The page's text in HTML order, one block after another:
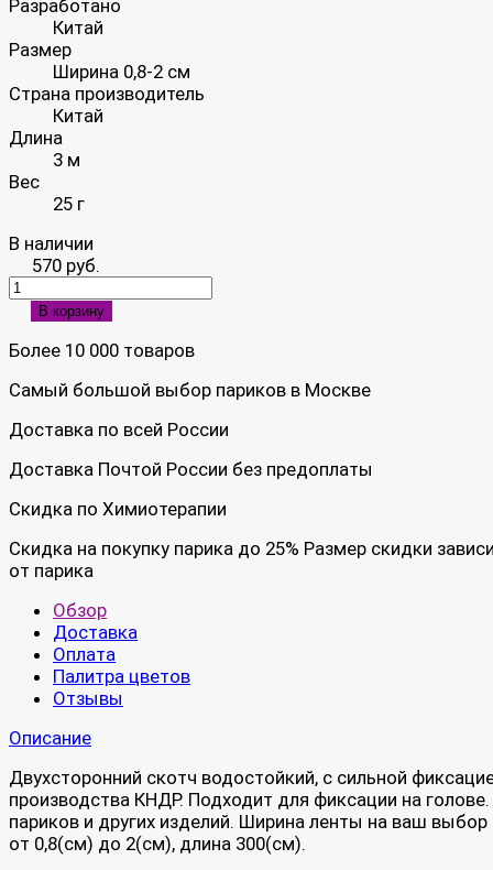
Разработано
Китай
Размер
Ширина 0,8-2 см
Страна производитель
Китай
Длина
3 м
Вес
25 г
В наличии
570 руб.
В корзину
Более 10 000 товаров
Самый большой выбор париков в Москве
Доставка по всей России
Доставка Почтой России без предоплаты
Скидка по Химиотерапии
Скидка на покупку парика до 25% Размер скидки
от парика
Обзор
Доставка
Оплата
Палитра цветов
Отзывы
Описание
Двухсторонний скотч водостойкий, с сильной
производства КНДР. Подходит для фиксации на голове.
париков и других изделий. Ширина ленты на ваш выбор
от 0,8(см) до 2(см), длина 300(см).